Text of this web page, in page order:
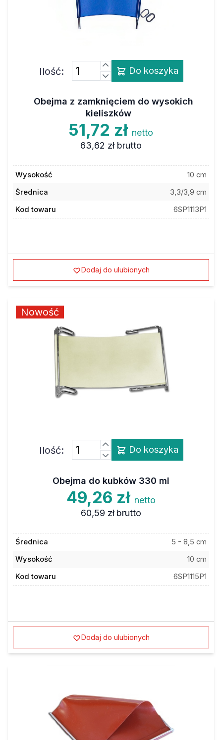
Ilość: Do koszyka
Obejma z zamknięciem do wysokich
kieliszków
51,72 zł netto
63,62 zł brutto
Wysokość
10 cm
Średnica
3,3/3,9 cm
Kod towaru
6SP1113P1
Dodaj do ulubionych
Nowość
Ilość: Do koszyka
Obejma do kubków 330 ml
49,26 zł netto
60,59 zł brutto
Średnica
5 - 8,5 cm
Wysokość
10 cm
Kod towaru
6SP1115P1
Dodaj do ulubionych